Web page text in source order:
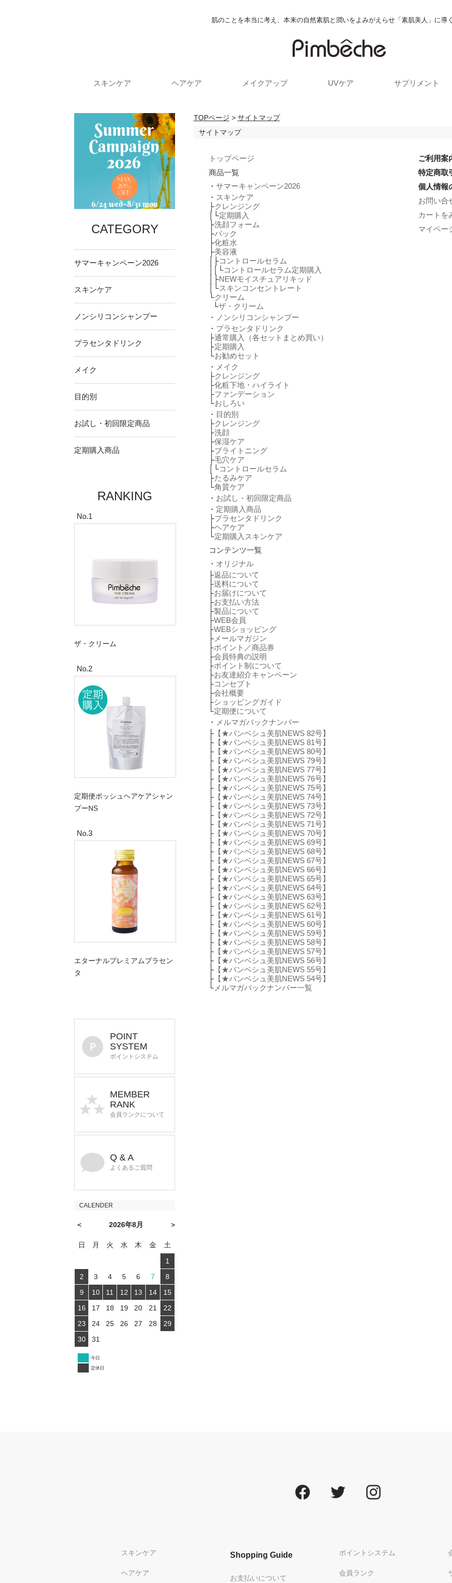
肌のことを本当に考え、本来の自然素肌と潤いをよみがえらせ「素肌美人」に導
スキンケア ヘアケア メイクアップ UVケア サプリメント
CATEGORY
サマーキャンペーン2026
スキンケア
ノンシリコンシャンプー
プラセンタドリンク
メイク
目的別
お試し・初回限定商品
定期購入商品
RANKING
No.1
ザ・クリーム
No.2
定期便ポッシュヘアケアシャン
プーNS
No.3
エターナルプレミアムプラセン
タ
POINT
SYSTEM
ポイントシステム
MEMBER
RANK
会員ランクについて
Q & A
よくあるご質問
CALENDER
＜ 2026年8月 ＞
日 月 火 水 木 金
土
1
2
3 4 5 6 7
8
9
10 11 12 13 14
15
16
17 18 19 20 21
22
23
24 25 26 27 28
29
30
31
今日
定休日
TOPページ > サイトマップ
サイトマップ
トップページ
商品一覧
・ サマーキャンペーン2026
・ スキンケア
├クレンジング
│└定期購入
├洗顔フォーム
├パック
├化粧水
├美容液
│├コントロールセラム
││└コントロールセラム定期購入
│├NEWモイスチュアリキッド
│└スキンコンセントレート
└クリーム
└ザ・クリーム
・ ノンシリコンシャンプー
・ プラセンタドリンク
├通常購入（各セットまとめ買い）
├定期購入
└お勧めセット
・ メイク
├クレンジング
├化粧下地・ハイライト
├ファンデーション
└おしろい
・ 目的別
├クレンジング
├洗顔
├保湿ケア
├ブライトニング
├毛穴ケア
│└コントロールセラム
├たるみケア
└角質ケア
・ お試し・初回限定商品
・ 定期購入商品
├プラセンタドリンク
├ヘアケア
└定期購入スキンケア
コンテンツ一覧
・ オリジナル
├返品について
├送料について
├お届けについて
├お支払い方法
├製品について
├WEB会員
├WEBショッピング
├メールマガジン
├ポイント／商品券
├会員特典の説明
├ポイント制について
├お友達紹介キャンペーン
├コンセプト
├会社概要
├ショッピングガイド
└定期便について
・ メルマガバックナンバー
├【★パンベシュ美肌NEWS 82号】
├【★パンベシュ美肌NEWS 81号】
├【★パンベシュ美肌NEWS 80号】
├【★パンベシュ美肌NEWS 79号】
├【★パンベシュ美肌NEWS 77号】
├【★パンベシュ美肌NEWS 76号】
├【★パンベシュ美肌NEWS 75号】
├【★パンベシュ美肌NEWS 74号】
├【★パンベシュ美肌NEWS 73号】
├【★パンベシュ美肌NEWS 72号】
├【★パンベシュ美肌NEWS 71号】
├【★パンベシュ美肌NEWS 70号】
├【★パンベシュ美肌NEWS 69号】
├【★パンベシュ美肌NEWS 68号】
├【★パンベシュ美肌NEWS 67号】
├【★パンベシュ美肌NEWS 66号】
├【★パンベシュ美肌NEWS 65号】
├【★パンベシュ美肌NEWS 64号】
├【★パンベシュ美肌NEWS 63号】
├【★パンベシュ美肌NEWS 62号】
├【★パンベシュ美肌NEWS 61号】
├【★パンベシュ美肌NEWS 60号】
├【★パンベシュ美肌NEWS 59号】
├【★パンベシュ美肌NEWS 58号】
├【★パンベシュ美肌NEWS 57号】
├【★パンベシュ美肌NEWS 56号】
├【★パンベシュ美肌NEWS 55号】
├【★パンベシュ美肌NEWS 54号】
└メルマガバックナンバー一覧
ご利用案
特定商取
個人情報
お問い合
カートを
マイペー
スキンケア
ヘアケア
Shopping Guide
お支払いについて
ポイントシステム
会員ランク